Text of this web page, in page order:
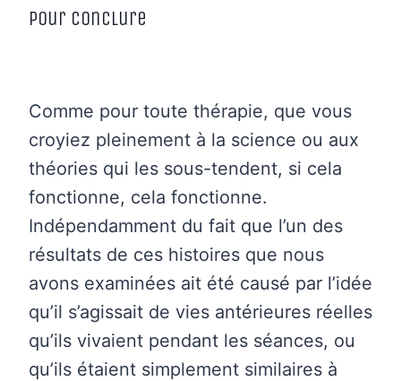
Pour conclure
Comme pour toute thérapie, que vous
croyiez pleinement à la science ou aux
théories qui les sous-tendent, si cela
fonctionne, cela fonctionne.
Indépendamment du fait que l’un des
résultats de ces histoires que nous
avons examinées ait été causé par l’idée
qu’il s’agissait de vies antérieures réelles
qu’ils vivaient pendant les séances, ou
qu’ils étaient simplement similaires à